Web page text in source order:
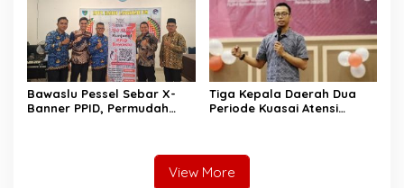
Bawaslu Pessel Sebar X-
Banner PPID, Permudah
Tiga Kepala Daerah Dua
Periode Kuasai Atensi
Politik
View More